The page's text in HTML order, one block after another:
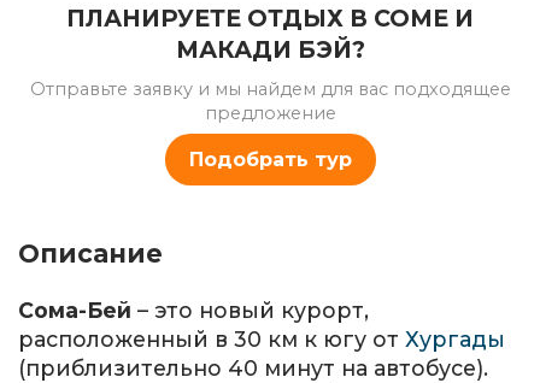
ПЛАНИРУЕТЕ ОТДЫХ В СОМЕ И
МАКАДИ БЭЙ?
Отправьте заявку и мы найдем для вас подходящее
предложение
Подобрать тур
Описание
Сома-Бей – это новый курорт,
расположенный в 30 км к югу от Хургады
(приблизительно 40 минут на автобусе).